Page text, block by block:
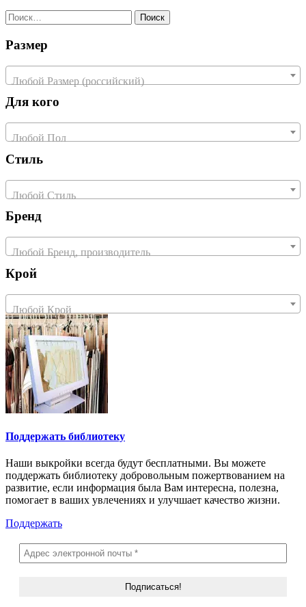
Найти:
Размер
Любой Размер (российский)
Для кого
Любой Пол
Стиль
Любой Стиль
Бренд
Любой Бренд, производитель
Крой
Любой Крой
Поддержать библиотеку
Наши выкройки всегда будут бесплатными. Вы можете
поддержать библиотеку добровольным пожертвованием на
развитие, если информация была Вам интересна, полезна,
помогает в ваших увлечениях и улучшает качество жизни.
Поддержать